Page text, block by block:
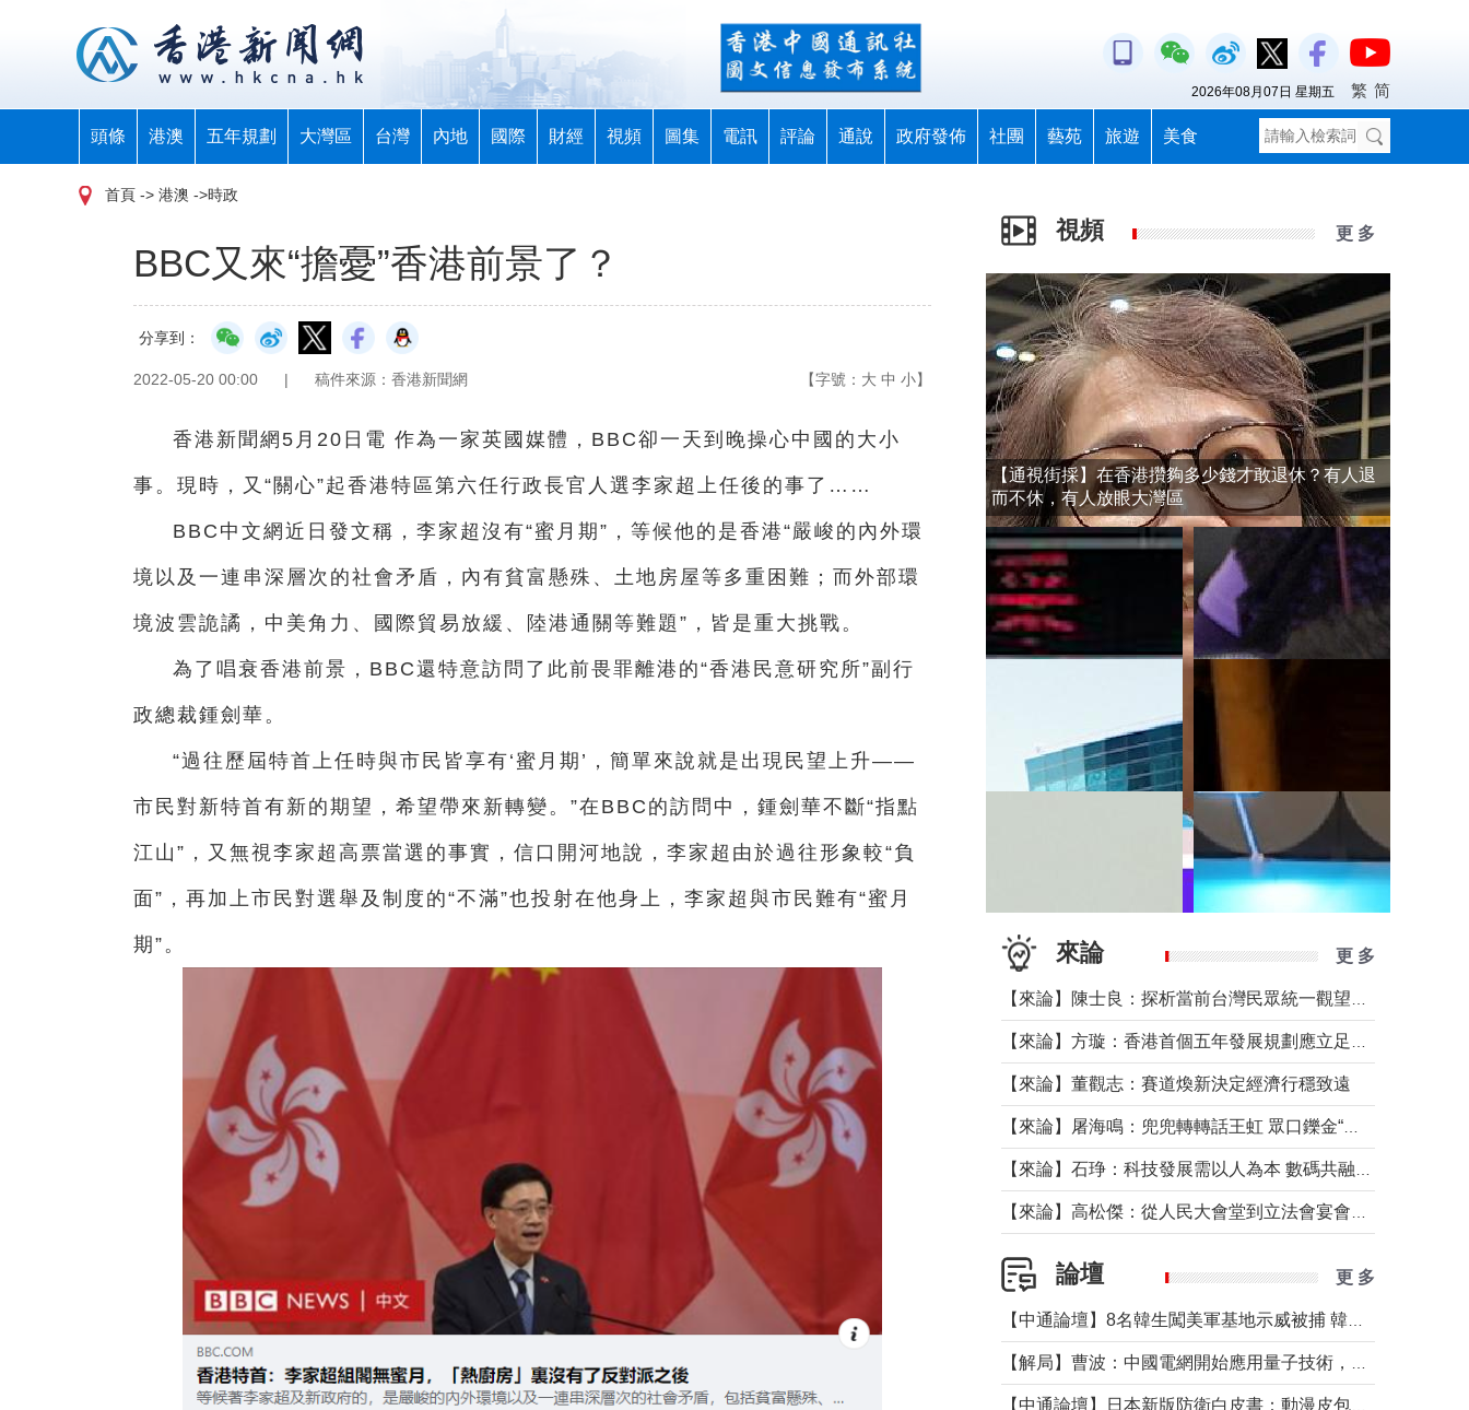
頭條 港澳 五年規劃 大灣區 台灣 內地 國際 財經 視頻 圖集 電訊 評論 通說 政府發佈 社團 藝苑 旅遊 美食
2026年08月07日 星期五 繁 简
首頁 -> 港澳 ->時政
BBC又來“擔憂”香港前景了？
分享到：
2022-05-20 00:00 | 稿件來源：香港新聞網 【字號： 大 中 小】
香港新聞網5月20日電 作為一家英國媒體，BBC卻一天到晚操心中國的大小
事。現時，又“關心”起香港特區第六任行政長官人選李家超上任後的事了……
BBC中文網近日發文稱，李家超沒有“蜜月期”，等候他的是香港“嚴峻的內外環
境以及一連串深層次的社會矛盾，內有貧富懸殊、土地房屋等多重困難；而外部環
境波雲詭譎，中美角力、國際貿易放緩、陸港通關等難題”，皆是重大挑戰。
為了唱衰香港前景，BBC還特意訪問了此前畏罪離港的“香港民意研究所”副行
政總裁鍾劍華。
“過往歷屆特首上任時與市民皆享有‘蜜月期’，簡單來說就是出現民望上升——
市民對新特首有新的期望，希望帶來新轉變。”在BBC的訪問中，鍾劍華不斷“指點
江山”，又無視李家超高票當選的事實，信口開河地說，李家超由於過往形象較“負
面”，再加上市民對選舉及制度的“不滿”也投射在他身上，李家超與市民難有“蜜月
期”。
視頻 更 多
【通視街採】在香港攢夠多少錢才敢退休？有人退
而不休，有人放眼大灣區
來論 更 多
【來論】董觀志：賽道煥新決定經濟行穩致遠
論壇 更 多